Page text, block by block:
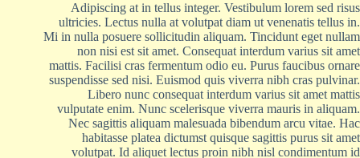
Adipiscing at in tellus integer. Vestibulum lorem sed risus
ultricies. Lectus nulla at volutpat diam ut venenatis tellus in.
Mi in nulla posuere sollicitudin aliquam. Tincidunt eget nullam
non nisi est sit amet. Consequat interdum varius sit amet
mattis. Facilisi cras fermentum odio eu. Purus faucibus ornare
suspendisse sed nisi. Euismod quis viverra nibh cras pulvinar.
Libero nunc consequat interdum varius sit amet mattis
vulputate enim. Nunc scelerisque viverra mauris in aliquam.
Nec sagittis aliquam malesuada bibendum arcu vitae. Hac
habitasse platea dictumst quisque sagittis purus sit amet
volutpat. Id aliquet lectus proin nibh nisl condimentum id